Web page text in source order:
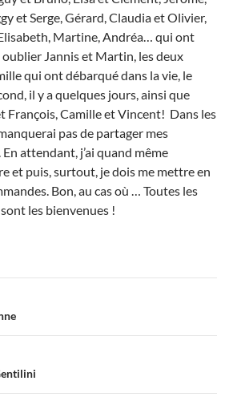
et Serge, Gérard, Claudia et Olivier,
Martine, Andréa… qui ont
Jannis et Martin, les deux
qui ont débarqué dans la vie, le
il y a quelques jours, ainsi que
François, Camille et Vincent! Dans les
pas de partager mes
attendant, j’ai quand même
et puis, surtout, je dois me mettre en
Bon, au cas où … Toutes les
les bienvenues !